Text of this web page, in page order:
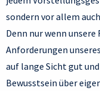
sondern vor allem
Denn nur wenn
Anforderungen
auf lange Sicht gut
Bewusstsein über